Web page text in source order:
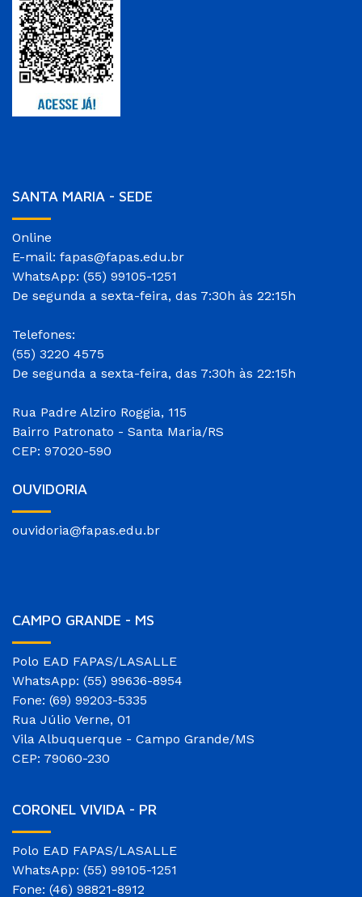
SANTA MARIA - SEDE
Online
E-mail: fapas@fapas.edu.br
WhatsApp: (55) 99105-1251
De segunda a sexta-feira, das 7:30h às 22:15h
Telefones:
(55) 3220 4575
De segunda a sexta-feira, das 7:30h às 22:15h
Rua Padre Alziro Roggia, 115
Bairro Patronato - Santa Maria/RS
CEP: 97020-590
OUVIDORIA
ouvidoria@fapas.edu.br
CAMPO GRANDE - MS
Polo EAD FAPAS/LASALLE
WhatsApp: (55) 99636-8954
Fone: (69) 99203-5335
Rua Júlio Verne, 01
Vila Albuquerque - Campo Grande/MS
CEP: 79060-230
CORONEL VIVIDA - PR
Polo EAD FAPAS/LASALLE
WhatsApp: (55) 99105-1251
Fone: (46) 98821-8912